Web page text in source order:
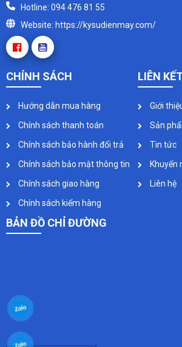
Hotline: 094 476 81 55
Website: https://kysudienmay.com/
CHÍNH SÁCH
Hướng dẫn mua hàng
Chính sách thanh toán
Chính sách bảo hành đổi trả
Chính sách bảo mật thông tin
Chính sách giao hàng
Chính sách kiểm hàng
LIÊN
Giới
Sản
Tin tức
Khuyến
Liên hệ
BẢN ĐỒ CHỈ ĐƯỜNG